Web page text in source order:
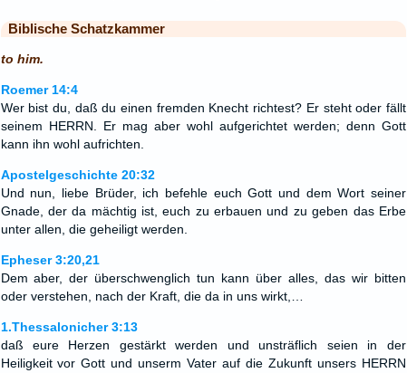
Biblische Schatzkammer
to him.
Roemer 14:4
Wer bist du, daß du einen fremden Knecht richtest? Er steht oder fällt
seinem HERRN. Er mag aber wohl aufgerichtet werden; denn Gott
kann ihn wohl aufrichten.
Apostelgeschichte 20:32
Und nun, liebe Brüder, ich befehle euch Gott und dem Wort seiner
Gnade, der da mächtig ist, euch zu erbauen und zu geben das Erbe
unter allen, die geheiligt werden.
Epheser 3:20,21
Dem aber, der überschwenglich tun kann über alles, das wir bitten
oder verstehen, nach der Kraft, die da in uns wirkt,…
1.Thessalonicher 3:13
daß eure Herzen gestärkt werden und unsträflich seien in der
Heiligkeit vor Gott und unserm Vater auf die Zukunft unsers HERRN